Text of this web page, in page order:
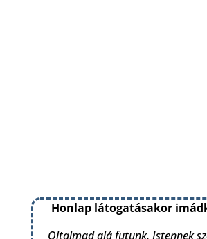
Honlap látogatásakor
Oltalmad alá futunk, Istennek